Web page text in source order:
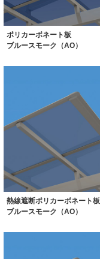
ポリカーボネート板
ブルースモーク（AO）
熱線遮断ポリカーボネート板
ブルースモーク（AO）